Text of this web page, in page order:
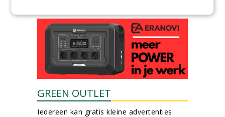
GREEN OUTLET
Iedereen kan gratis kleine advertenties